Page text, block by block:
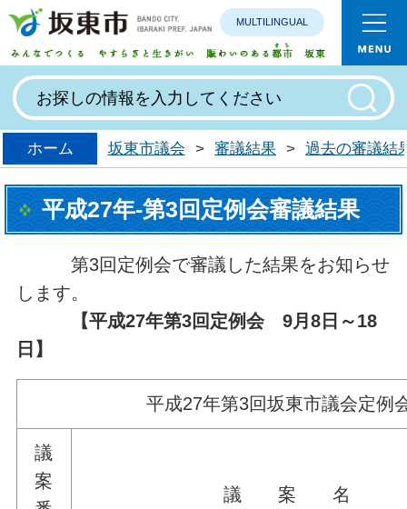
みんなで
MULTILINGUAL
ホーム 坂東市議会 > 審議結果 > 過去の審議結
平成27年-第3回定例会審議結果
第3回定例会で審議した結果をお知らせ
します。
【平成27年第3回定例会 9月8日～18
日】
平成27年第3回坂東市議会定例
議
案
議 案 名